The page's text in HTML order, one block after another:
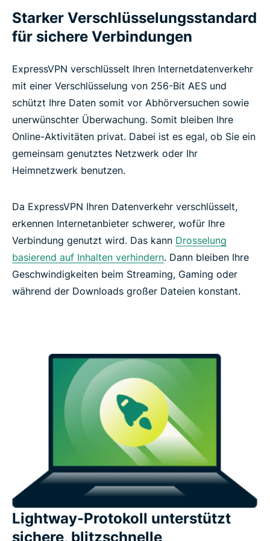
Starker Verschlüsselungsstandard
für sichere Verbindungen
ExpressVPN verschlüsselt Ihren Internetdatenverkehr
mit einer Verschlüsselung von 256-Bit AES und
schützt Ihre Daten somit vor Abhörversuchen sowie
unerwünschter Überwachung. Somit bleiben Ihre
Online-Aktivitäten privat. Dabei ist es egal, ob Sie ein
gemeinsam genutztes Netzwerk oder Ihr
Heimnetzwerk benutzen.
Da ExpressVPN Ihren Datenverkehr verschlüsselt,
erkennen Internetanbieter schwerer, wofür Ihre
Verbindung genutzt wird. Das kann Drosselung
basierend auf Inhalten verhindern. Dann bleiben Ihre
Geschwindigkeiten beim Streaming, Gaming oder
während der Downloads großer Dateien konstant.
Lightway-Protokoll unterstützt
sichere, blitzschnelle